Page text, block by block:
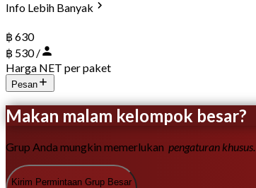
Info Lebih Banyak
฿ 630
฿ 530 /
Harga NET per paket
Pesan
Makan malam kelompok besar?
Grup Anda mungkin memerlukan pengaturan khusus.
Kirim Permintaan Grup Besar